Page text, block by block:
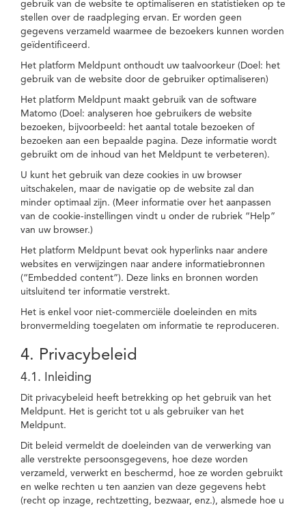
gebruik van de website te optimaliseren en statistieken op te
stellen over de raadpleging ervan. Er worden geen
gegevens verzameld waarmee de bezoekers kunnen worden
geïdentificeerd.
Het platform Meldpunt onthoudt uw taalvoorkeur (Doel: het
gebruik van de website door de gebruiker optimaliseren)
Het platform Meldpunt maakt gebruik van de software
Matomo (Doel: analyseren hoe gebruikers de website
bezoeken, bijvoorbeeld: het aantal totale bezoeken of
bezoeken aan een bepaalde pagina. Deze informatie wordt
gebruikt om de inhoud van het Meldpunt te verbeteren).
U kunt het gebruik van deze cookies in uw browser
uitschakelen, maar de navigatie op de website zal dan
minder optimaal zijn. (Meer informatie over het aanpassen
van de cookie-instellingen vindt u onder de rubriek “Help”
van uw browser.)
Het platform Meldpunt bevat ook hyperlinks naar andere
websites en verwijzingen naar andere informatiebronnen
(“Embedded content”). Deze links en bronnen worden
uitsluitend ter informatie verstrekt.
Het is enkel voor niet-commerciële doeleinden en mits
bronvermelding toegelaten om informatie te reproduceren.
4. Privacybeleid
4.1. Inleiding
Dit privacybeleid heeft betrekking op het gebruik van het
Meldpunt. Het is gericht tot u als gebruiker van het
Meldpunt.
Dit beleid vermeldt de doeleinden van de verwerking van
alle verstrekte persoonsgegevens, hoe deze worden
verzameld, verwerkt en beschermd, hoe ze worden gebruikt
en welke rechten u ten aanzien van deze gegevens hebt
(recht op inzage, rechtzetting, bezwaar, enz.), alsmede hoe u